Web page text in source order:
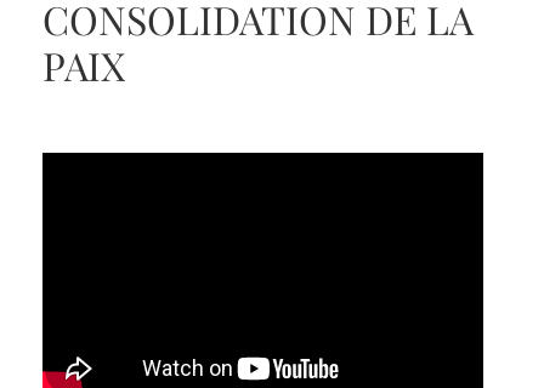
CONSOLIDATION DE LA
PAIX